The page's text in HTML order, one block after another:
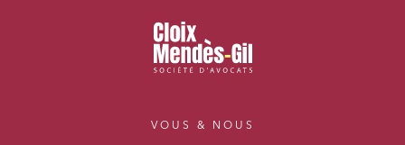
VOUS & NOUS